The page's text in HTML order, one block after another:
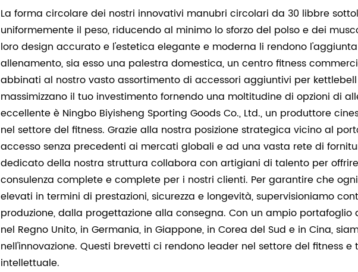
La forma circolare dei nostri innovativi manubri circolari da 30 libbre
uniformemente il peso, riducendo al minimo lo sforzo del polso e dei
loro design accurato e l'estetica elegante e moderna li rendono
allenamento, sia esso una palestra domestica, un centro fitness
abbinati al nostro vasto assortimento di accessori aggiuntivi per
massimizzano il tuo investimento fornendo una moltitudine di opzioni di
eccellente è Ningbo Biyisheng Sporting Goods Co., Ltd., un produttore
nel settore del fitness. Grazie alla nostra posizione strategica vicino al
accesso senza precedenti ai mercati globali e ad una vasta rete di
dedicato della nostra struttura collabora con artigiani di talento per
consulenza complete e complete per i nostri clienti. Per garantire che
elevati in termini di prestazioni, sicurezza e longevità, supervisioniamo
produzione, dalla progettazione alla consegna. Con un ampio
nel Regno Unito, in Germania, in Giappone, in Corea del Sud e in Cina,
nell'innovazione. Questi brevetti ci rendono leader nel settore del fitness
intellettuale.